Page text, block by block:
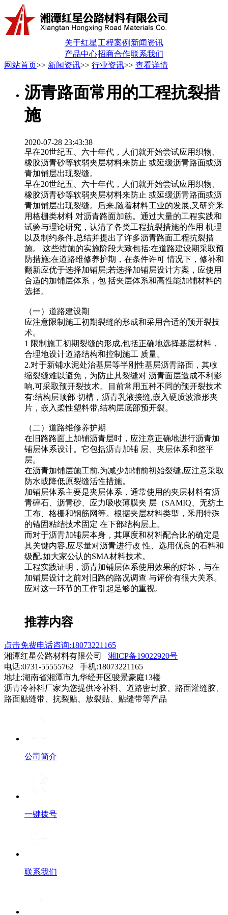
关于红星 工程案例 新闻资讯
产品中心招商合作联系我们
网站首页>> 新闻资讯>> 行业资讯>> 查看详情
沥青路面常用的工程抗裂措
施
2020-07-28 23:43:38
早在20世纪五、六十年代，人们就开始尝试应用织物、
橡胶沥青砂等软弱夹层材料来防止 或延缓沥青路面或沥
青加铺层出现裂缝。
早在20世纪五、六十年代，人们就开始尝试应用织物、
橡胶沥青砂等软弱夹层材料来防止 或延缓沥青路面或沥
青加铺层出现裂缝。后来,随着材料工业的发展,又研究釆
用格栅类材料 对沥青路面加筋。通过大量的工程实践和
试验与理论研究，认清了各类工程抗裂措施的作用 机理
以及制约条件,总结并提出了许多沥青路面工程抗裂措
施。 这些措施的实施阶段大致包括:在道路建设期采取预
防措施;在道路维修养护期，在条件许可 情况下，修补和
翻新应优于选择加铺层;若选择加铺层设计方案，应使用
合适的加铺层体系，包 括夹层体系和高性能加铺材料的
选择。
（一）道路建设期
应注意限制施工初期裂缝的形成和采用合适的预开裂技
术。
1 限制施工初期裂缝的形成,包括正确地选择基层材料，
合理地设计道路结构和控制施工 质量。
2.对于新铺水泥处治基层等半刚性基层沥青路面，其收
缩裂缝难以避免，为防止其裂缝对 沥青面层造成不利影
响,可采取预开裂技术。目前常用五种不同的预开裂技术
有:结构层顶部 切槽，沥青乳液接缝,嵌入硬质波浪形夹
片，嵌入柔性塑料带,结构层底部预开裂。
（二）道路维修养护期
在旧路路面上加铺沥青层时，应注意正确地进行沥青加
铺层体系设计。它包括沥青加铺 层、夹层体系和整平
层。
在沥青加铺层施工前,为减少加铺前初始裂缝,应注意采取
防水或降低原裂缝活性措施。
加铺层体系主要是夹层体系，通常使用的夹层材料有沥
青碎石、沥青砂、应力吸收薄膜夹 层（SAMIQ、无纺土
工布、格栅和钢筋网等。根据夹层材料类型，釆用特殊
的锚固粘结技术固定 在下部结构层上。
而对于沥青加铺层本身，其厚度和材料配合比的确定是
其关键内容,应尽量对沥青进行改 性、选用优良的石料和
级配,如大家公认的SMA材料技术。
工程实践证明，沥青加铺层体系使用效果的好坏，与在
加铺层设计之前对旧路的路况调查 与评价有很大关系。
应对这一环节的工作引起足够的重视。
推荐内容
点击免费电话咨询:18073221165
湘潭红星公路材料有限公司 湘ICP备19022920号
电话:0731-55555762 手机:18073221165
地址:湖南省湘潭市九华经开区骏景豪庭13楼
沥青冷补料厂家为您提供冷补料、道路密封胶、路面灌缝胶、
路面贴缝带、抗裂贴、放裂贴、贴缝带等产品
公司简介
一键拨号
联系我们